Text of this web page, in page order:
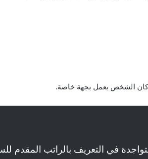
كان الشخص يعمل بجهة خاصة.
في التعريف بالراتب المقدم